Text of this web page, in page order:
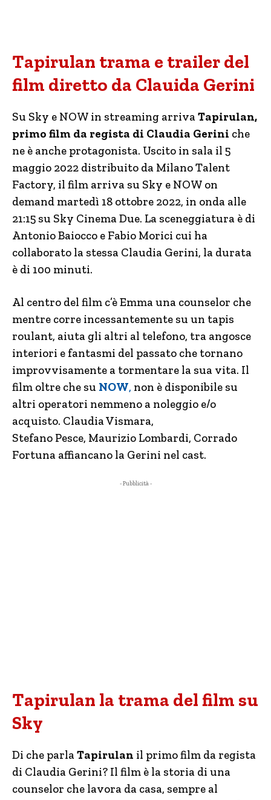
Tapirulan trama e trailer del
film diretto da Clauida Gerini
Su Sky e NOW in streaming arrivaTapirulan,
primo film da regista di Claudia Gerini che
ne è anche protagonista. Uscito in sala il 5
maggio 2022 distribuito da Milano Talent
Factory, il film arriva su Sky e NOW on
demand martedì 18 ottobre 2022, in onda alle
21:15 su Sky Cinema Due. La sceneggiatura è di
Antonio Baiocco e Fabio Morici cui ha
collaborato la stessa Claudia Gerini, la durata
è di 100 minuti.
Al centro del film c’è Emma una counselor che
mentre corre incessantemente su un tapis
roulant, aiuta gli altri al telefono, tra angosce
interiori e fantasmi del passato che tornano
improvvisamente a tormentare la sua vita. Il
film oltre che su NOW, non è disponibile su
altri operatori nemmeno a noleggio e/o
acquisto. Claudia Vismara,
Stefano Pesce, Maurizio Lombardi, Corrado
Fortuna affiancano la Gerini nel cast.
- Pubblicità -
Tapirulan la trama del film su
Sky
Di che parlaTapirulan il primo film da regista
di Claudia Gerini? Il film è la storia di una
counselor che lavora da casa, sempre al